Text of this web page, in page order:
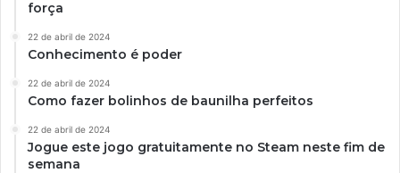
força
22 de abril de 2024
Conhecimento é poder
22 de abril de 2024
Como fazer bolinhos de baunilha perfeitos
22 de abril de 2024
Jogue este jogo gratuitamente no Steam neste fim de
semana